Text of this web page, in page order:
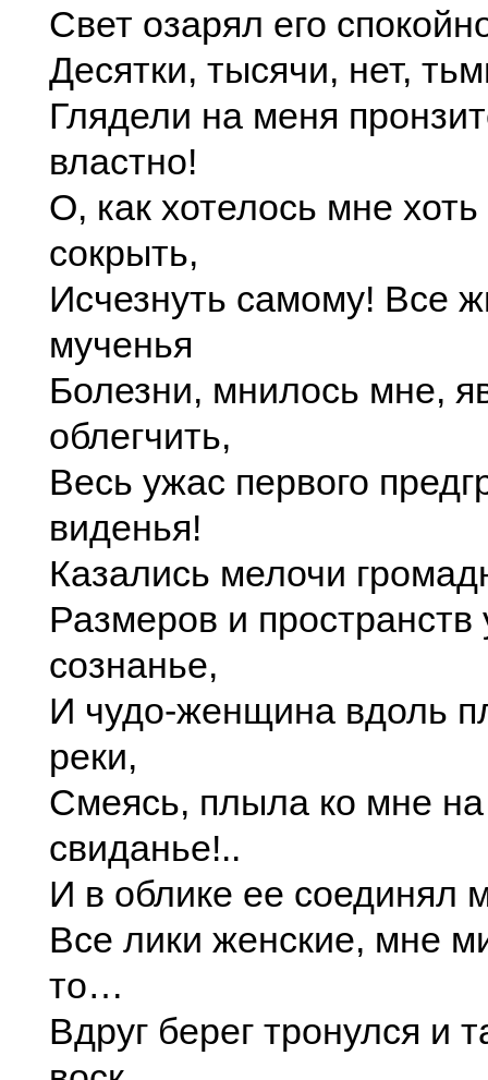
Свет озарял его
Десятки, тысячи, нет,
Глядели на меня
властно!
О, как хотелось мне
сокрыть,
Исчезнуть самому! Все
мученья
Болезни, мнилось мне,
облегчить,
Весь ужас первого
виденья!
Казались мелочи
Размеров и пространств
сознанье,
И чудо-женщина вдоль
реки,
Смеясь, плыла ко мне на
свиданье!..
И в облике ее соединял
Все лики женские, мне
то…
Вдруг берег тронулся и